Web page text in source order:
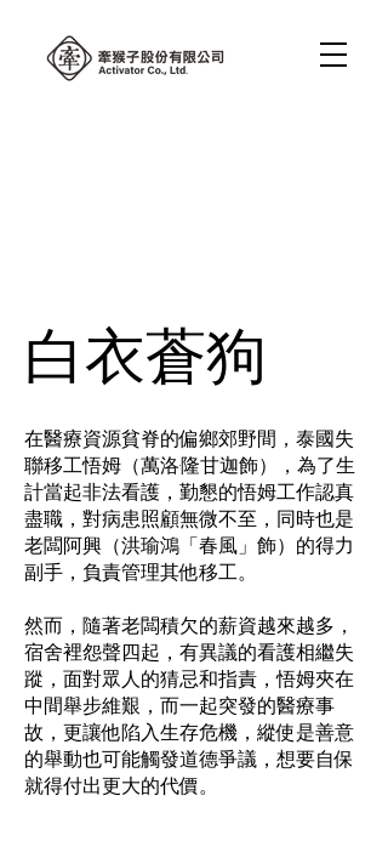
白衣蒼狗
在醫療資源貧脊的偏鄉郊野間，泰國失
聯移工悟姆（萬洛·隆甘迦飾），為了生
計當起非法看護，勤懇的悟姆工作認真
盡職，對病患照顧無微不至，同時也是
老闆阿興（洪瑜鴻「春風」飾）的得力
副手，負責管理其他移工。
然而，隨著老闆積欠的薪資越來越多，
宿舍裡怨聲四起，有異議的看護相繼失
蹤，面對眾人的猜忌和指責，悟姆夾在
中間舉步維艱，而一起突發的醫療事
故，更讓他陷入生存危機，縱使是善意
的舉動也可能觸發道德爭議，想要自保
就得付出更大的代價。